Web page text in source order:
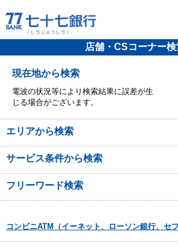
店舗・CSコーナー検
現在地から検索
電波の状況等により検索結果に誤差が生
じる場合がございます。
エリアから検索
サービス条件から検索
フリーワード検索
コンビニATM（イーネット、ローソン銀行、セブ